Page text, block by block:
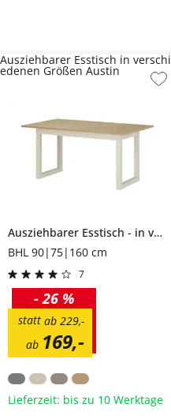
Ausziehbarer Esstisch in verschiedenen Größen
BHL 90|75|160 cm
7
ab 169,-
ab 229,-
statt
- 26 %
Ausziehbarer Esstisch in verschi
edenen Größen Austin
Lieferzeit: bis zu 10 Werktage